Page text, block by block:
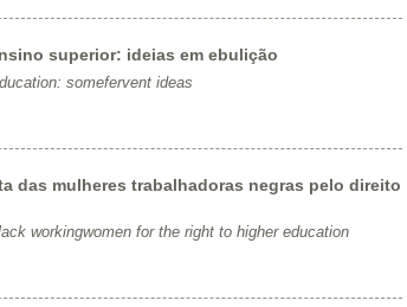
superior: ideias em ebulição
somefervent ideas
das mulheres trabalhadoras negras pelo direito
workingwomen for the right to higher education